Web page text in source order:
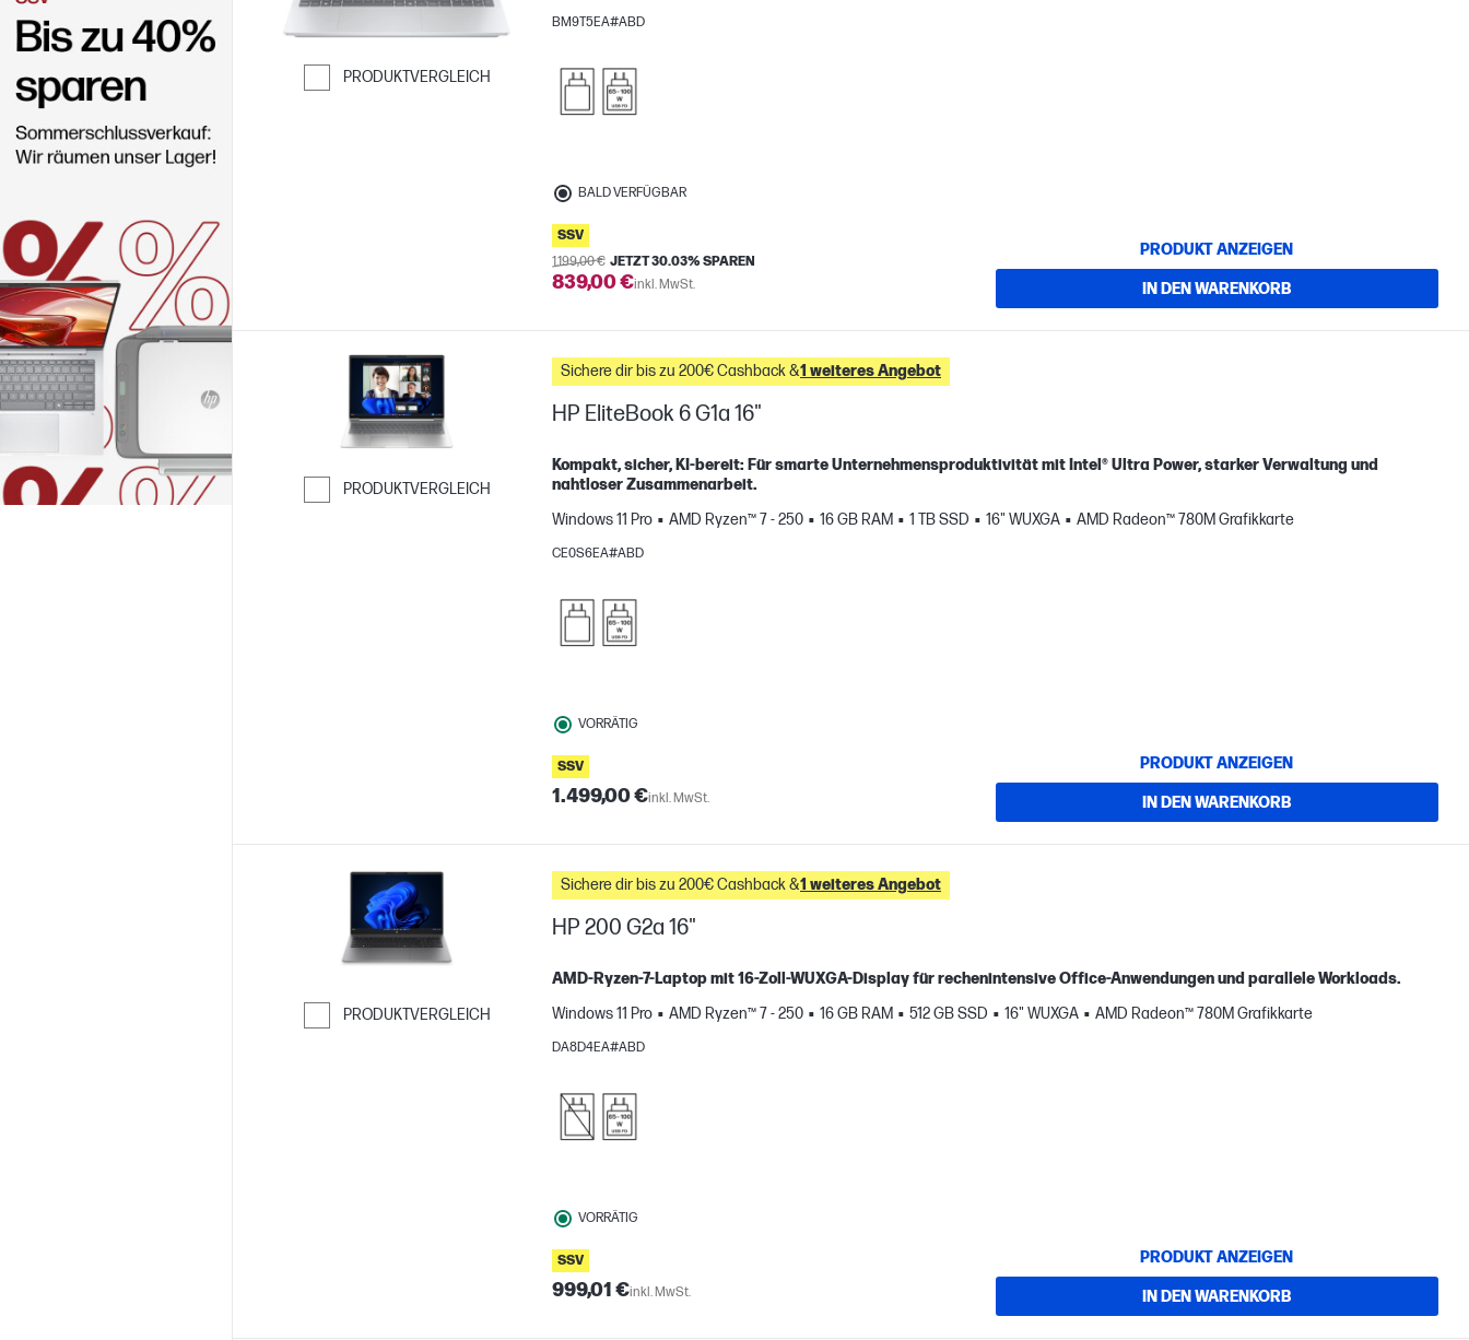
PRODUKTVERGLEICH
BM9T5EA#ABD
BALD VERFÜGBAR
SSV
1.199,00 € JETZT 30.03% SPAREN
839,00 €inkl. MwSt.
PRODUKT ANZEIGEN
IN DEN WARENKORB
PRODUKTVERGLEICH
Sichere dir bis zu 200€ Cashback &1 weiteres Angebot
HP EliteBook 6 G1a 16"
Kompakt, sicher, KI-bereit: Für smarte Unternehmensproduktivität mit Intel® Ultra Power, starker Verwaltung und
nahtloser Zusammenarbeit.
Windows 11 Pro
AMD Ryzen™ 7 - 250 16 GB RAM 1 TB SSD 16" WUXGA AMD Radeon™ 780M Grafikkarte
CE0S6EA#ABD
VORRÄTIG
SSV
1.499,00 €inkl. MwSt.
PRODUKT ANZEIGEN
IN DEN WARENKORB
PRODUKTVERGLEICH
Sichere dir bis zu 200€ Cashback &1 weiteres Angebot
HP 200 G2a 16"
AMD‑Ryzen‑7‑Laptop mit 16‑Zoll‑WUXGA‑Display für rechenintensive Office‑Anwendungen und parallele Workloads.
Windows 11 Pro
AMD Ryzen™ 7 - 250 16 GB RAM 512 GB SSD 16" WUXGA AMD Radeon™ 780M Grafikkarte
DA8D4EA#ABD
VORRÄTIG
SSV
999,01 €inkl. MwSt.
PRODUKT ANZEIGEN
IN DEN WARENKORB